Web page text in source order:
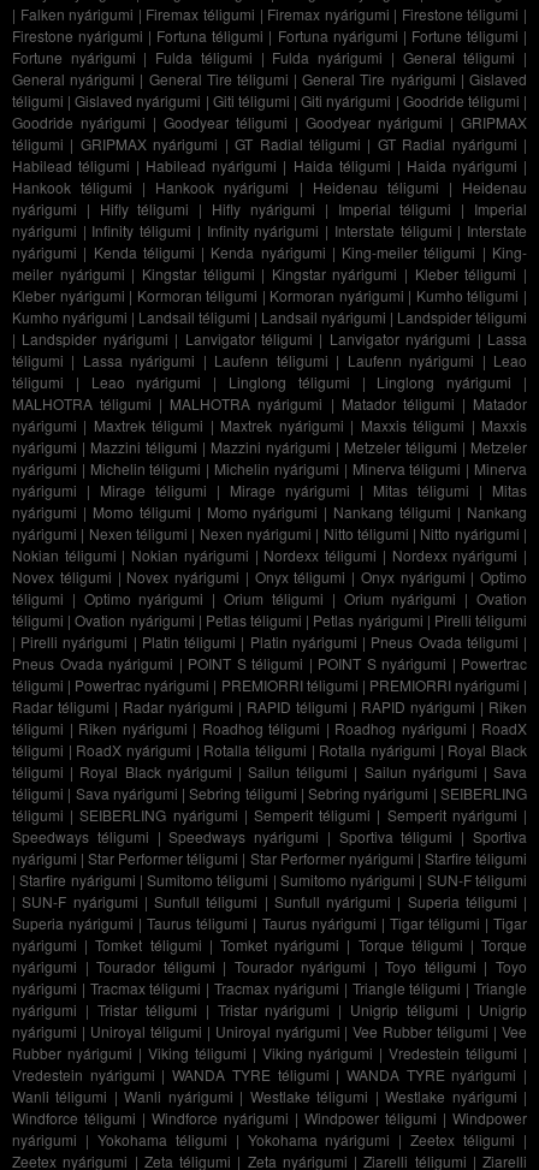
| Falken nyárigumi | Firemax téligumi | Firemax nyárigumi | Firestone téligumi |
Firestone nyárigumi | Fortuna téligumi | Fortuna nyárigumi | Fortune téligumi |
Fortune nyárigumi | Fulda téligumi | Fulda nyárigumi | General téligumi |
General nyárigumi | General Tire téligumi |General Tire nyárigumi |Gislaved
téligumi |Gislaved nyárigumi | Giti téligumi |Giti nyárigumi | Goodride téligumi |
Goodride nyárigumi | Goodyear téligumi | Goodyear nyárigumi | GRIPMAX
téligumi | GRIPMAX nyárigumi |GT Radial téligumi | GT Radial nyárigumi |
Habilead téligumi | Habilead nyárigumi | Haida téligumi | Haida nyárigumi |
Hankook téligumi | Hankook nyárigumi | Heidenau téligumi | Heidenau
nyárigumi | Hifly téligumi | Hifly nyárigumi | Imperial téligumi | Imperial
nyárigumi | Infinity téligumi | Infinity nyárigumi | Interstate téligumi | Interstate
nyárigumi | Kenda téligumi | Kenda nyárigumi | King-meiler téligumi | King-
meiler nyárigumi | Kingstar téligumi | Kingstar nyárigumi | Kleber téligumi |
Kleber nyárigumi | Kormoran téligumi | Kormoran nyárigumi | Kumho téligumi |
Kumho nyárigumi | Landsail téligumi | Landsail nyárigumi | Landspider téligumi
| Landspider nyárigumi | Lanvigator téligumi | Lanvigator nyárigumi | Lassa
téligumi | Lassa nyárigumi | Laufenn téligumi | Laufenn nyárigumi | Leao
téligumi | Leao nyárigumi | Linglong téligumi | Linglong nyárigumi |
MALHOTRA téligumi | MALHOTRA nyárigumi | Matador téligumi | Matador
nyárigumi | Maxtrek téligumi | Maxtrek nyárigumi | Maxxis téligumi | Maxxis
nyárigumi | Mazzini téligumi | Mazzini nyárigumi | Metzeler téligumi | Metzeler
nyárigumi | Michelin téligumi | Michelin nyárigumi | Minerva téligumi | Minerva
nyárigumi | Mirage téligumi | Mirage nyárigumi | Mitas téligumi | Mitas
nyárigumi | Momo téligumi | Momo nyárigumi | Nankang téligumi | Nankang
nyárigumi | Nexen téligumi | Nexen nyárigumi | Nitto téligumi | Nitto nyárigumi |
Nokian téligumi | Nokian nyárigumi | Nordexx téligumi | Nordexx nyárigumi |
Novex téligumi | Novex nyárigumi | Onyx téligumi | Onyx nyárigumi | Optimo
téligumi | Optimo nyárigumi |Orium téligumi | Orium nyárigumi |Ovation
téligumi |Ovation nyárigumi | Petlas téligumi | Petlas nyárigumi | Pirelli téligumi
| Pirelli nyárigumi | Platin téligumi | Platin nyárigumi | Pneus Ovada téligumi |
Pneus Ovada nyárigumi | POINT S téligumi | POINT S nyárigumi | Powertrac
téligumi | Powertrac nyárigumi | PREMIORRI téligumi | PREMIORRI nyárigumi |
Radar téligumi | Radar nyárigumi | RAPID téligumi | RAPID nyárigumi | Riken
téligumi | Riken nyárigumi | Roadhog téligumi | Roadhog nyárigumi | RoadX
téligumi | RoadX nyárigumi | Rotalla téligumi | Rotalla nyárigumi | Royal Black
téligumi | Royal Black nyárigumi |Sailun téligumi | Sailun nyárigumi |Sava
téligumi | Sava nyárigumi |Sebring téligumi |Sebring nyárigumi |SEIBERLING
téligumi |SEIBERLING nyárigumi |Semperit téligumi | Semperit nyárigumi |
Speedways téligumi |Speedways nyárigumi | Sportiva téligumi |Sportiva
nyárigumi |Star Performer téligumi | Star Performer nyárigumi | Starfire téligumi
|Starfire nyárigumi |Sumitomo téligumi | Sumitomo nyárigumi | SUN-F téligumi
|SUN-F nyárigumi | Sunfull téligumi | Sunfull nyárigumi | Superia téligumi |
Superia nyárigumi |Taurus téligumi | Taurus nyárigumi | Tigar téligumi |Tigar
nyárigumi |Tomket téligumi | Tomket nyárigumi | Torque téligumi |Torque
nyárigumi |Tourador téligumi | Tourador nyárigumi |Toyo téligumi |Toyo
nyárigumi | Tracmax téligumi |Tracmax nyárigumi | Triangle téligumi |Triangle
nyárigumi | Tristar téligumi | Tristar nyárigumi | Unigrip téligumi | Unigrip
nyárigumi | Uniroyal téligumi | Uniroyal nyárigumi |Vee Rubber téligumi |Vee
Rubber nyárigumi | Viking téligumi | Viking nyárigumi |Vredestein téligumi |
Vredestein nyárigumi |WANDA TYRE téligumi | WANDA TYRE nyárigumi |
Wanli téligumi |Wanli nyárigumi | Westlake téligumi |Westlake nyárigumi |
Windforce téligumi | Windforce nyárigumi | Windpower téligumi | Windpower
nyárigumi | Yokohama téligumi | Yokohama nyárigumi |Zeetex téligumi |
Zeetex nyárigumi | Zeta téligumi | Zeta nyárigumi |Ziarelli téligumi | Ziarelli